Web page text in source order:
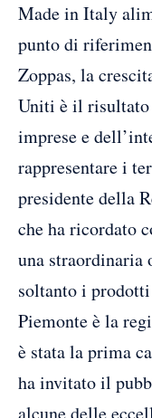
Made in Italy
punto di
Zoppas, la
Uniti è il risultato
imprese e
rappresentare i
presidente della
che ha ricordato
una straordinaria
soltanto i
Piemonte è la
è stata la prima
ha invitato il